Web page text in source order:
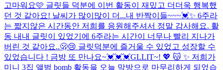
고마워요🩷 글릿들 덕분에 이번 활동이 재밌고 더더욱 행복했
던 것 같아요! 날씨가 많이많이 더...내 반짝이들~~~💓✨ 6주라
는 짧지않은 시간동안 저희를 응원해주셔서 정말 감사해요. 활
동 내내 글릿이 있었기에 6주라는 시간이 너무나 빨리 지나가
버린 것 같아요..🫢😢 글릿덕분에 즐거울 수 있었고 성장할 수
있었습니다 ! 금방 또 만나요~💓💓💓GLLIT~! 💖 😽 ✨ 저희가
미니 3집 앨범 bomb 활동을 오늘 막방으로 마무리하게 되었습